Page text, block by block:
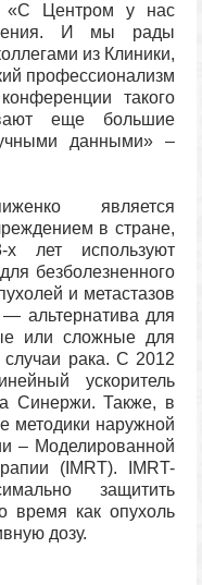
«С Центром у нас
И мы рады
из Клиники,
профессионализм
такого
еще большие
данными» –
является
в стране,
лет используют
безболезненного
и метастазов
— альтернатива для
или сложные для
случаи рака. С 2012
ускоритель
Синержи. Также, в
методики наружной
– Моделированной
(IMRT). IMRT-
защитить
время как опухоль
дозу.